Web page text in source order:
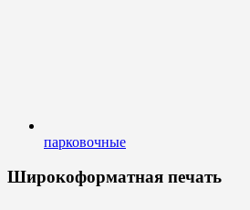
парковочные
Широкоформатная печать